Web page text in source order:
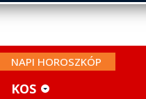
NAPI HOROSZKÓP
KOS